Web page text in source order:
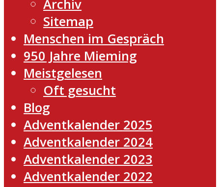
Archiv
Sitemap
Menschen im Gespräch
950 Jahre Mieming
Meistgelesen
Oft gesucht
Blog
Adventkalender 2025
Adventkalender 2024
Adventkalender 2023
Adventkalender 2022